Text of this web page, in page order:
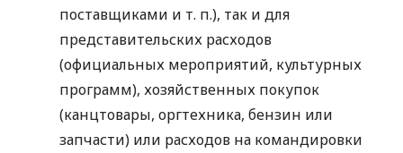
поставщиками и т. п.), так и для
представительских расходов
(официальных мероприятий, культурных
программ), хозяйственных покупок
(канцтовары, оргтехника, бензин или
запчасти) или расходов на командировки